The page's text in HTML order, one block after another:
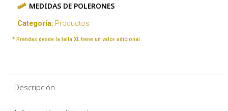
MEDIDAS DE POLERONES
Categoría: Productos
* Prendas desde la talla XL tiene un valor adicional
Descripción